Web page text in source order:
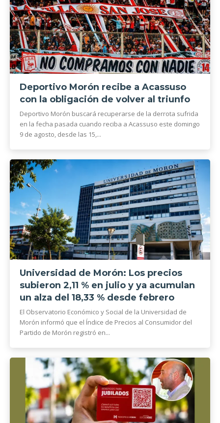
Deportivo Morón recibe a Acassuso
con la obligación de volver al triunfo
Deportivo Morón buscará recuperarse de la derrota sufrida
en la fecha pasada cuando reciba a Acassuso este domingo
9 de agosto, desde las 15,...
Universidad de Morón: Los precios
subieron 2,11 % en julio y ya acumulan
un alza del 18,33 % desde febrero
El Observatorio Económico y Social de la Universidad de
Morón informó que el Índice de Precios al Consumidor del
Partido de Morón registró en...